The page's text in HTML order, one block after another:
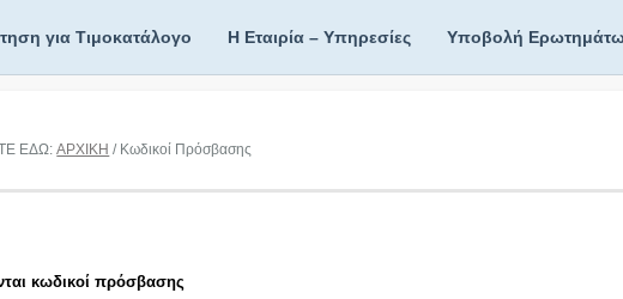
για Τιμοκατάλογο Η Εταιρία – Υπηρεσίες Υποβολή
ΕΔΩ:ΑΡΧΙΚΗ / Κωδικοί Πρόσβασης
κωδικοί πρόσβασης